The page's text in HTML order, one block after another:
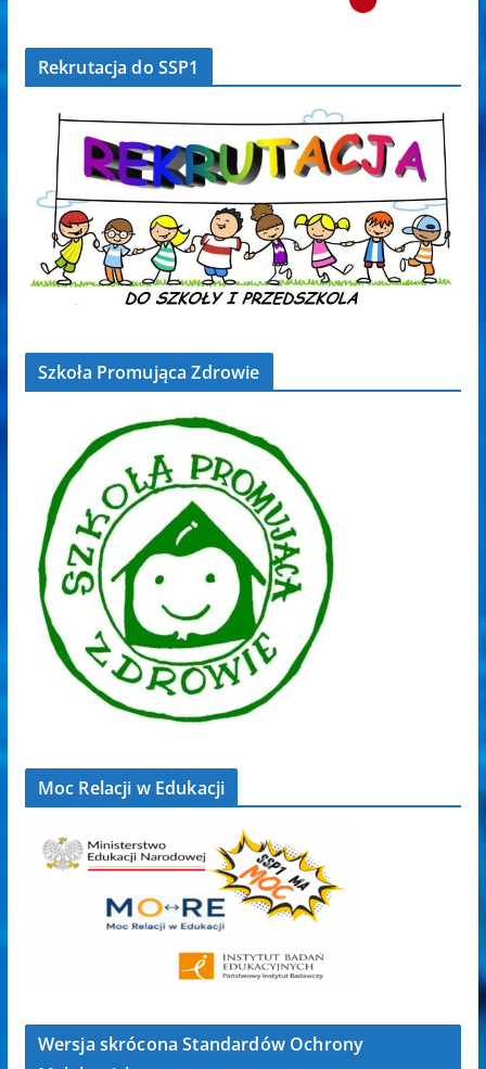
Rekrutacja do SSP1
Szkoła Promująca Zdrowie
Moc Relacji w Edukacji
Wersja skrócona Standardów Ochrony